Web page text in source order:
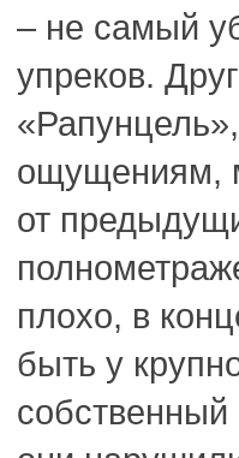
– не самый
упреков.
ощущениям,
от
плохо, в
быть у